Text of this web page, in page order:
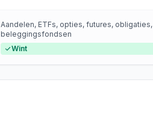
Aandelen, ETFs, opties, futures, obligaties,
beleggingsfondsen
Wint